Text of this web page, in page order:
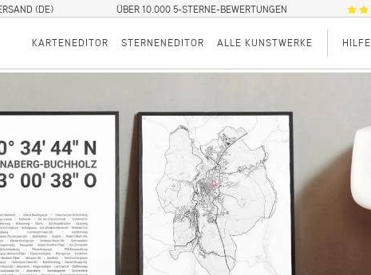
(DE) ÜBER 10.000 5-STERNE-BEWERTUNGEN
KARTENEDITOR STERNENEDITOR ALLE KUNSTWERKE HILFE